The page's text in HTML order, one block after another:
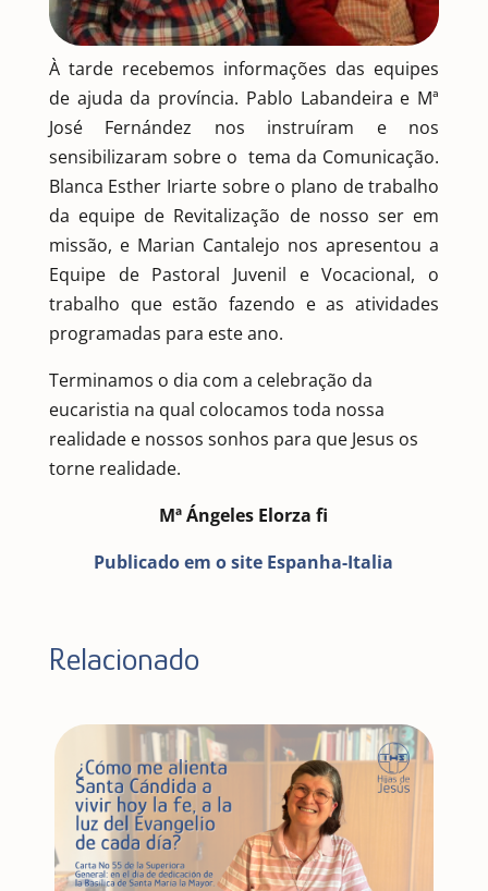
À tarde recebemos informações das equipes
de ajuda da província. Pablo Labandeira e Mª
José Fernández nos instruíram e nos
sensibilizaram sobre o tema da Comunicação.
Blanca Esther Iriarte sobre o plano de trabalho
da equipe de Revitalização de nosso ser em
missão, e Marian Cantalejo nos apresentou a
Equipe de Pastoral Juvenil e Vocacional, o
trabalho que estão fazendo e as atividades
programadas para este ano.
Terminamos o dia com a celebração da
eucaristia na qual colocamos toda nossa
realidade e nossos sonhos para que Jesus os
torne realidade.
Mª Ángeles Elorza fi
Publicado em o site Espanha-Italia
Relacionado